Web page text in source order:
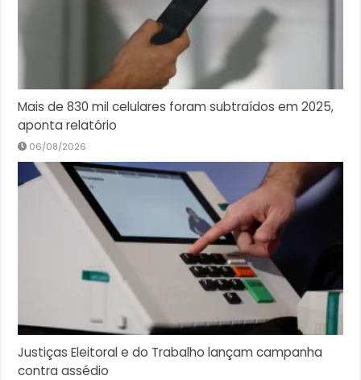
Mais de 830 mil celulares foram subtraídos em 2025,
aponta relatório
06/08/2026
Justiças Eleitoral e do Trabalho lançam campanha
contra assédio